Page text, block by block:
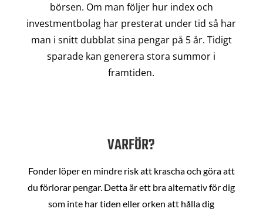
börsen. Om man följer hur index och
investmentbolag har presterat under tid så har
man i snitt dubblat sina pengar på 5 år. Tidigt
sparade kan generera stora summor i
framtiden.
VARFÖR?
Fonder löper en mindre risk att krascha och göra att
du förlorar pengar. Detta är ett bra alternativ för dig
som inte har tiden eller orken att hålla dig